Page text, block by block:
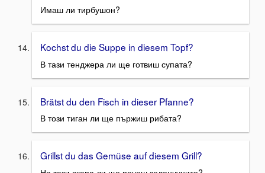
Имаш ли тирбушон?
Kochst du die Suppe in diesem Topf?
В тази тенджера ли ще готвиш супата?
Brätst du den Fisch in dieser Pfanne?
В този тиган ли ще пържиш рибата?
Grillst du das Gemüse auf diesem Grill?